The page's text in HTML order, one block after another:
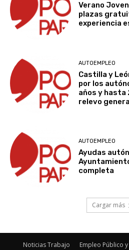
Verano
plazas
experiencia
AUTOEMPLEO
Castilla y
por los
años y hasta
relevo
AUTOEMPLEO
Ayudas
completa
Cargar más
Noticias Trabajo Empleo Público